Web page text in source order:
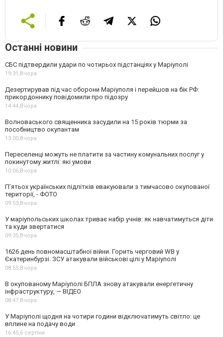
Останні новини
СБС підтвердили удари по чотирьох підстанціях у Маріуполі
19:31,Вчора
Дезертирував під час оборони Маріуполя і перейшов на бік РФ:
прикордоннику повідомили про підозру
14:44,Вчора
Волноваського священника засудили на 15 років тюрми за
пособництво окупантам
13:00,Вчора
Переселенці можуть не платити за частину комунальних послуг у
покинутому житлі: які умови
10:06,Вчора
П’ятьох українських підлітків евакуювали з тимчасово окупованої
території, - ФОТО
09:53,Вчора
У маріупольських школах триває набір учнів: як навчатимуться діти
та куди звертатися
09:35,Вчора
1626 день повномасштабної війни. Горить черговий WB у
Єкатеринбурзі. ЗСУ атакували військові цілі у Маріуполі
08:55,Вчора
В окупованому Маріуполі БПЛА знову атакували енергетичну
інфраструктуру, — ВІДЕО
08:47,Вчора
У Маріуполі щодня на чотири години відключатимуть світло: це
вплине на подачу води
16:45,6 серпня